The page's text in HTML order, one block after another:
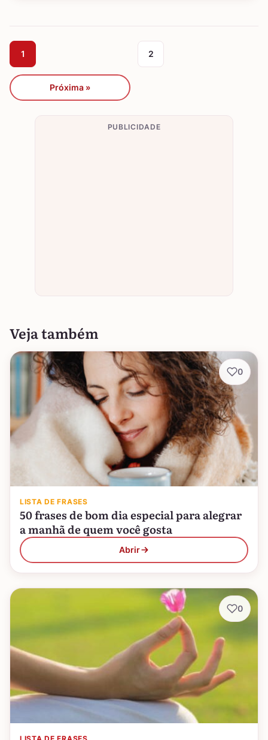
1 2
Próxima »
PUBLICIDADE
Veja também
LISTA DE FRASES
50 frases de bom dia especial para alegrar
a manhã de quem você gosta
Abrir
0
0